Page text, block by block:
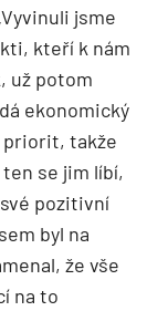
jsme
kteří k nám
už potom
ekonomický
priorit, takže
se jim líbí,
pozitivní
byl na
že vše
na to